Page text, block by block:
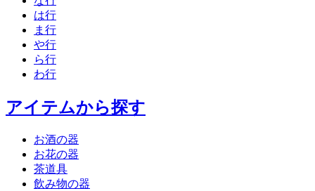
は行
ま行
や行
ら行
わ行
アイテムから探す
お酒の器
お花の器
茶道具
飲み物の器